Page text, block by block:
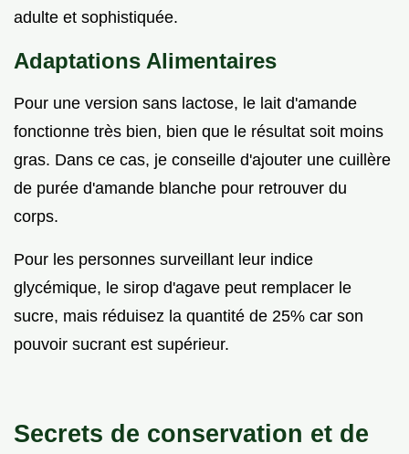
adulte et sophistiquée.
Adaptations Alimentaires
Pour une version sans lactose, le lait d'amande
fonctionne très bien, bien que le résultat soit moins
gras. Dans ce cas, je conseille d'ajouter une cuillère
de purée d'amande blanche pour retrouver du
corps.
Pour les personnes surveillant leur indice
glycémique, le sirop d'agave peut remplacer le
sucre, mais réduisez la quantité de 25% car son
pouvoir sucrant est supérieur.
Secrets de conservation et de